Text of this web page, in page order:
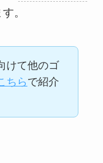
。
けて他のゴ
ちら で紹介